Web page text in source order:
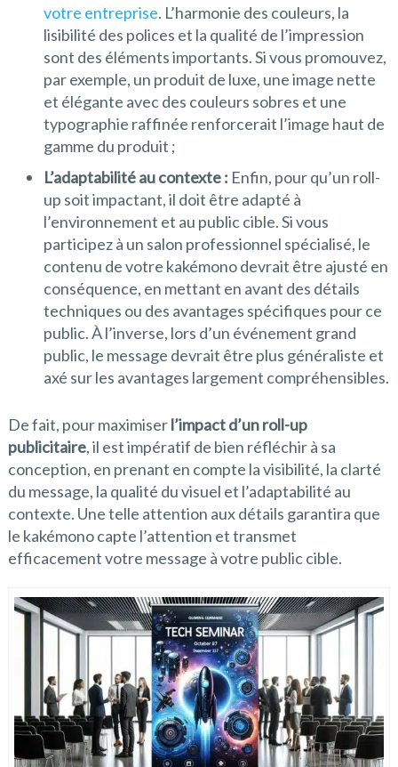
votre entreprise. L’harmonie des couleurs, la
lisibilité des polices et la qualité de l’impression
sont des éléments importants. Si vous promouvez,
par exemple, un produit de luxe, une image nette
et élégante avec des couleurs sobres et une
typographie raffinée renforcerait l’image haut de
gamme du produit ;
L’adaptabilité au contexte : Enfin, pour qu’un roll-
up soit impactant, il doit être adapté à
l’environnement et au public cible. Si vous
participez à un salon professionnel spécialisé, le
contenu de votre kakémono devrait être ajusté en
conséquence, en mettant en avant des détails
techniques ou des avantages spécifiques pour ce
public. À l’inverse, lors d’un événement grand
public, le message devrait être plus généraliste et
axé sur les avantages largement compréhensibles.
De fait, pour maximiserl’impact d’un roll-up
publicitaire, il est impératif de bien réfléchir à sa
conception, en prenant en compte la visibilité, la clarté
du message, la qualité du visuel et l’adaptabilité au
contexte. Une telle attention aux détails garantira que
le kakémono capte l’attention et transmet
efficacement votre message à votre public cible.